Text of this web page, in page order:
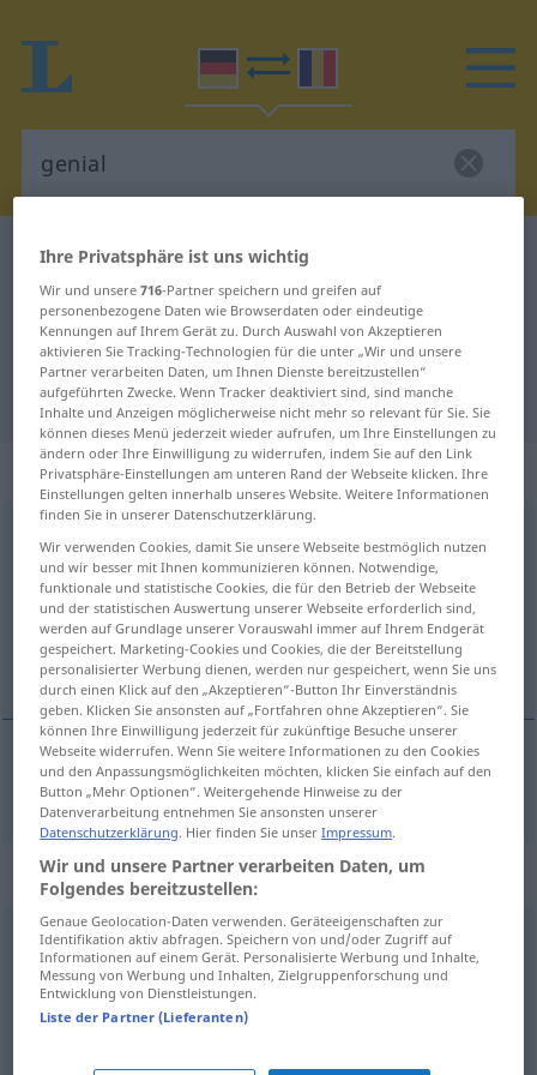
Deutsch-Rumänisch Wörterbuch
Deutsch-Rumänisch Übersetzung
für "genial"
"genial" Rumänisch Übersetzung
„genial“: Adjektiv, Eigenschaftswort
Übersicht aller Übersetzungen
(Für mehr Details die Übersetzung anklicken/antippen)
genial
genial genial
Synonyme für "genial"
brillant,wundervoll,herrlich,wunderbar,prächtig,
glänzend
Ihre Privatsphäre ist uns wichtig
Wir und unsere716-Partner speichern und greifen auf
personenbezogene Daten wie Browserdaten oder eindeutige
Kennungen auf Ihrem Gerät zu. Durch Auswahl von Akzeptieren
aktivieren Sie Tracking-Technologien für die unter „Wir und unsere
Partner verarbeiten Daten, um Ihnen Dienste bereitzustellen“
aufgeführten Zwecke. Wenn Tracker deaktiviert sind, sind manche
Inhalte und Anzeigen möglicherweise nicht mehr so relevant für Sie. Sie
können dieses Menü jederzeit wieder aufrufen, um Ihre Einstellungen zu
ändern oder Ihre Einwilligung zu widerrufen, indem Sie auf den Link
Privatsphäre-Einstellungen am unteren Rand der Webseite klicken. Ihre
Einstellungen gelten innerhalb unseres Website. Weitere Informationen
finden Sie in unserer Datenschutzerklärung.
Wir verwenden Cookies, damit Sie unsere Webseite bestmöglich nutzen
und wir besser mit Ihnen kommunizieren können. Notwendige,
funktionale und statistische Cookies, die für den Betrieb der Webseite
und der statistischen Auswertung unserer Webseite erforderlich sind,
werden auf Grundlage unserer Vorauswahl immer auf Ihrem Endgerät
gespeichert. Marketing-Cookies und Cookies, die der Bereitstellung
personalisierter Werbung dienen, werden nur gespeichert, wenn Sie uns
durch einen Klick auf den „Akzeptieren“-Button Ihr Einverständnis
geben. Klicken Sie ansonsten auf „Fortfahren ohne Akzeptieren“. Sie
können Ihre Einwilligung jederzeit für zukünftige Besuche unserer
Webseite widerrufen. Wenn Sie weitere Informationen zu den Cookies
und den Anpassungsmöglichkeiten möchten, klicken Sie einfach auf den
Button „Mehr Optionen“. Weitergehende Hinweise zu der
Datenverarbeitung entnehmen Sie ansonsten unserer
Datenschutzerklärung. Hier finden Sie unserImpressum.
Wir und unsere Partner verarbeiten Daten, um
Folgendes bereitzustellen:
Genaue Geolocation-Daten verwenden. Geräteeigenschaften zur
Identifikation aktiv abfragen. Speichern von und/oder Zugriff auf
Informationen auf einem Gerät. Personalisierte Werbung und Inhalte,
Messung von Werbung und Inhalten, Zielgruppenforschung und
Entwicklung von Dienstleistungen.
Liste der Partner (Lieferanten)